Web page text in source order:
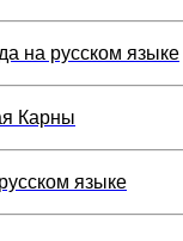
на русском языке
Карны
языке